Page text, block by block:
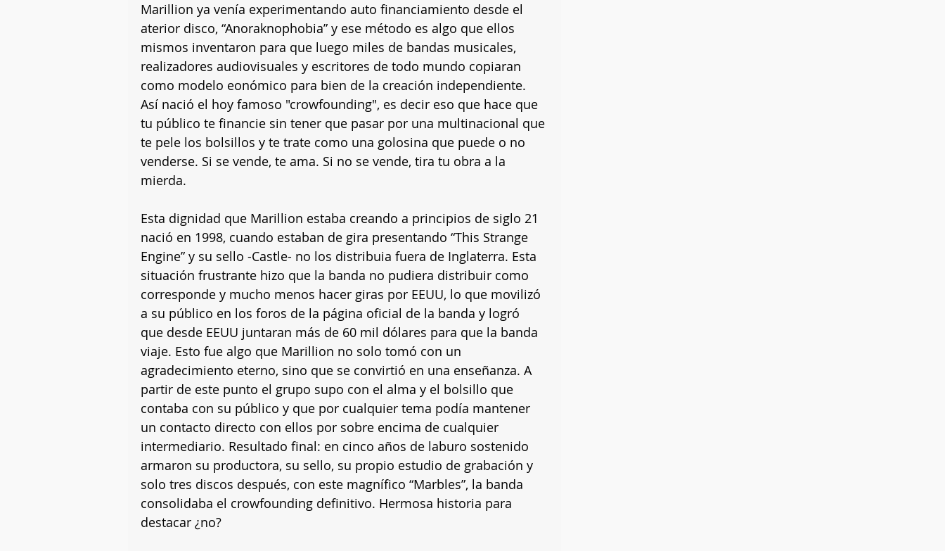
Marillion ya venía experimentando auto financiamiento desde el
aterior disco, “Anoraknophobia” y ese método es algo que ellos
mismos inventaron para que luego miles de bandas musicales,
realizadores audiovisuales y escritores de todo mundo copiaran
como modelo eonómico para bien de la creación independiente.
Así nació el hoy famoso "crowfounding", es decir eso que hace que
tu público te financie sin tener que pasar por una multinacional que
te pele los bolsillos y te trate como una golosina que puede o no
venderse. Si se vende, te ama. Si no se vende, tira tu obra a la
mierda.
Esta dignidad que Marillion estaba creando a principios de siglo 21
nació en 1998, cuando estaban de gira presentando “This Strange
Engine” y su sello -Castle- no los distribuia fuera de Inglaterra. Esta
situación frustrante hizo que la banda no pudiera distribuir como
corresponde y mucho menos hacer giras por EEUU, lo que movilizó
a su público en los foros de la página oficial de la banda y logró
que desde EEUU juntaran más de 60 mil dólares para que la banda
viaje. Esto fue algo que Marillion no solo tomó con un
agradecimiento eterno, sino que se convirtió en una enseñanza. A
partir de este punto el grupo supo con el alma y el bolsillo que
contaba con su público y que por cualquier tema podía mantener
un contacto directo con ellos por sobre encima de cualquier
intermediario. Resultado final: en cinco años de laburo sostenido
armaron su productora, su sello, su propio estudio de grabación y
solo tres discos después, con este magnífico “Marbles”, la banda
consolidaba el crowfounding definitivo. Hermosa historia para
destacar ¿no?